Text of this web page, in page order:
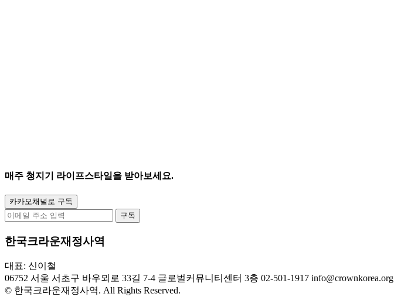
매주 청지기 라이프스타일 을 받아보세요.
카카오채널로 구독
구독
한국크라운재정사역
대표: 신이철
06752 서울 서초구 바우뫼로 33길 7-4 글로벌커뮤니티센터 3층 02-501-1917 info@crownkorea.org
© 한국크라운재정사역. All Rights Reserved.